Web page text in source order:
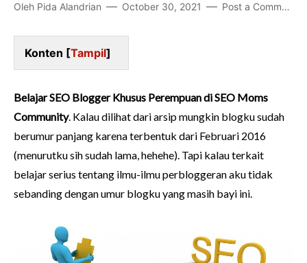
Entertainment
Oleh Pida Alandrian October 30, 2021 Post a Comment
Konten [Tampil]
Belajar SEO Blogger Khusus Perempuan di SEO Moms
Community. Kalau dilihat dari arsip mungkin blogku sudah
berumur panjang karena terbentuk dari Februari 2016
(menurutku sih sudah lama, hehehe). Tapi kalau terkait
belajar serius tentang ilmu-ilmu perbloggeran aku tidak
sebanding dengan umur blogku yang masih bayi ini.